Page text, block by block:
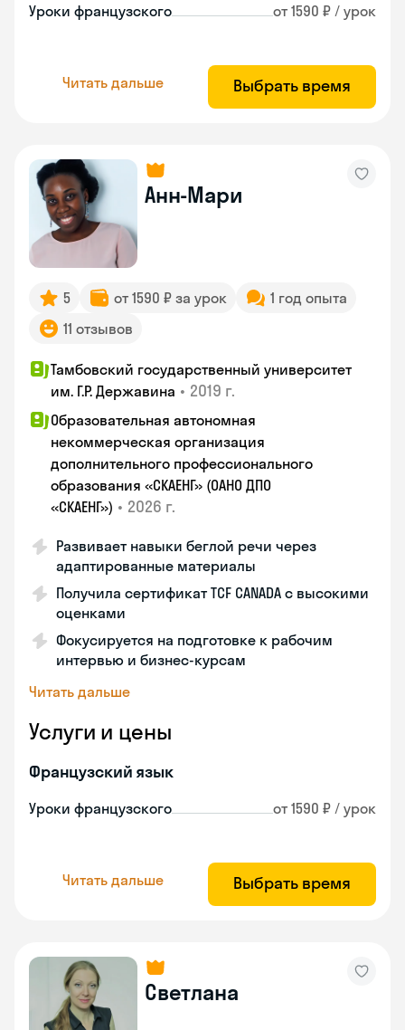
Уроки французского от 1590 ₽ / урок
Читать дальше Выбрать время
Анн-Мари
5 от 1590 ₽ за урок
1 год опыта
11 отзывов
Тамбовский государственный университет
им. Г.Р. Державина • 2019 г.
Образовательная автономная
некоммерческая организация
дополнительного профессионального
образования «СКАЕНГ» (ОАНО ДПО
«СКАЕНГ») • 2026 г.
Развивает навыки беглой речи через
адаптированные материалы
Получила сертификат TCF CANADA с высокими
оценками
Фокусируется на подготовке к рабочим
интервью и бизнес-курсам
Читать дальше
Услуги и цены
Французский язык
Уроки французского от 1590 ₽ / урок
Читать дальше Выбрать время
Светлана